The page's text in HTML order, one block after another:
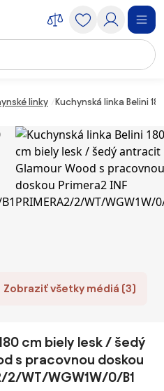
linky Kuchynská linka Belini
Zobraziť všetky médiá (3)
cm biely lesk / šedý
s pracovnou doskou
2/WT/WGW1W/0/B1